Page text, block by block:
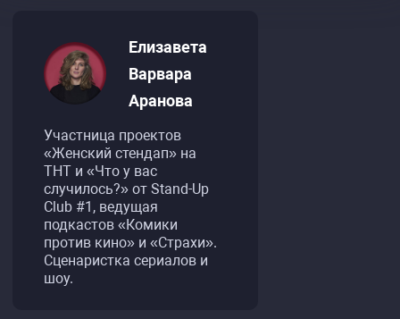
Елизавета
Варвара
Аранова
Участница проектов
«Женский стендап» на
ТНТ и «Что у вас
случилось?» от Stand-Up
Club #1, ведущая
подкастов «Комики
против кино» и «Страхи».
Сценаристка сериалов и
шоу.